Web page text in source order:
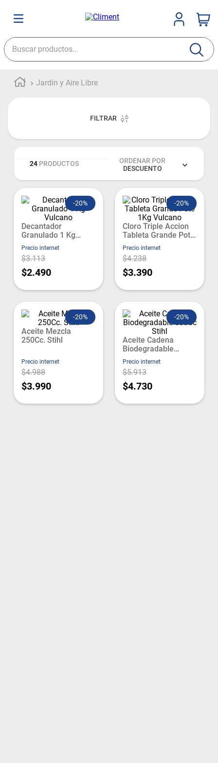
Jardín y Aire Libre
FILTRAR
24 PRODUCTOS
ORDENAR POR
DESCUENTO
-20%
Decantador
Granulado 1 Kg
Vulcano
Precio internet
$3.113
$2.490
-20%
Cloro Triple Accion
Tableta Grande Pote
1Kg Vulcano
Precio internet
$4.238
$3.390
-20%
Aceite Mezcla
250Cc. Stihl
Precio internet
$4.988
$3.990
-20%
Aceite Cadena
Biodegradable
500Cc Stihl
Precio internet
$5.913
$4.730